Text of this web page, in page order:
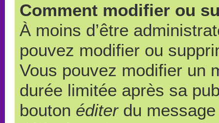
Comment modifier ou
À moins d’être
pouvez modifier ou
Vous pouvez modifier un
durée limitée après sa
bouton éditerdu message